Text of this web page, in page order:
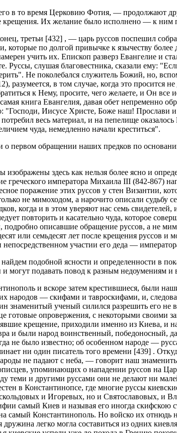
в то время Церковию Фотия, — продолжают
крещения. Их желание было исполнено — к ним
третьи [432] , — царь руссов поспешил
которые по долгой привычке к язычеству
учить их. Епископ разверз Евангелие и
Руссы, слушая благовестника, сказали ему:
Не поколебался служитель Божий, но,
в том случае, когда это просится
к Нему, просите, чего желаете, и Он
книга Евангелия, давая обет непременно
"Господи, Иисусе Христе, Боже наш!
весь материал, и на пепелище
чуда, немедленно начали креститься".
о первом обращении наших предков по
здесь как нельзя более ясно и
греческого императора Михаила III (842-867)
поражение этих руссов у стен Византии,
не мимоходом, а нарочито описали
когда и в этом уверяют нас семь
повторить и касательно чуда, которое
описавшие обращение руссов, а не
или семьдесят лет после крещения руссов и
участии его деда —
подобной ясности и определенности в
могут подавать повод к разным недоумениям и
и вскоре затем крестившиеся, были
— скифами и тавроскифами, и,
знаменитый ученый силился разрешить его
готовые опровержения, с некоторыми
крещение, приходили именно из Киева, и
и были народ воинственный, победоносный,
не было известно; об особенном народе —
ни один писатель того времени [439] .
не падают с неба, — говорит наш
упоминающих о нападении руссов на
теми и другими руссами они не делают ни
в Константинопсе, где многие руссы
и Игоревых, но и Святославовых, и
самый Киев и называя его иногда
самый Константинополь. Но войско их отнюдь
легко могла составиться из одних